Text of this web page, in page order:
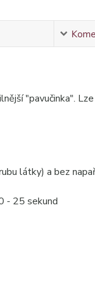
"pavučinka".
látky) a bez
- 25 sekund